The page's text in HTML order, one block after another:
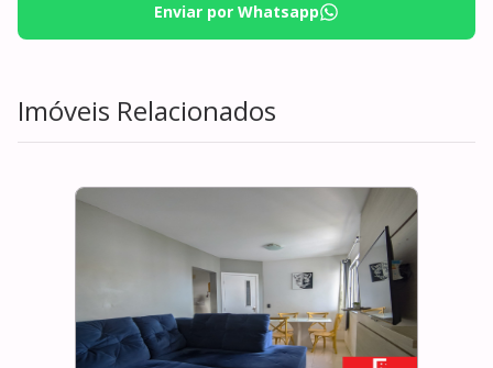
Enviar por Whatsapp
Imóveis Relacionados